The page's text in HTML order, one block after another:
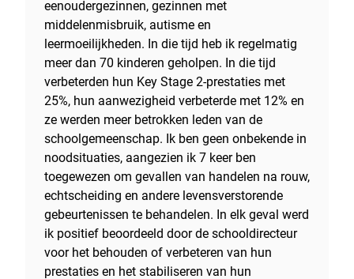
eenoudergezinnen, gezinnen met
middelenmisbruik, autisme en
leermoeilijkheden. In die tijd heb ik regelmatig
meer dan 70 kinderen geholpen. In die tijd
verbeterden hun Key Stage 2-prestaties met
25%, hun aanwezigheid verbeterde met 12% en
ze werden meer betrokken leden van de
schoolgemeenschap. Ik ben geen onbekende in
noodsituaties, aangezien ik 7 keer ben
toegewezen om gevallen van handelen na rouw,
echtscheiding en andere levensverstorende
gebeurtenissen te behandelen. In elk geval werd
ik positief beoordeeld door de schooldirecteur
voor het behouden of verbeteren van hun
prestaties en het stabiliseren van hun